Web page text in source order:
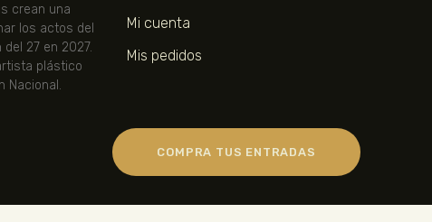
crean una
los actos del
27 en 2027.
plástico
Nacional.
Mi cuenta
Mis pedidos
COMPRA TUS ENTRADAS